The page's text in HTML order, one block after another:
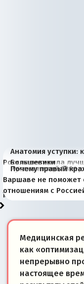
Анатомия уступки:
Россия потеряла
рыбопромысловые
районы Баренцева
моря
Большевики
отличаются от
тем, что они -
победители
Киевская
Запада рассказала о
«переобувании»
В России назрели
перемены: 15 шагов к
суверенной
Миграционный
Европы
Россия начинает
сбрасывать балласт
Анкориджа
Россия зимой 1904
года: первые уступки
внутренней политике
Русская нация
сегодня
Почему правый
Варшаве не поможет
отношениям с
Медицинская
как
непрерывно
настоящее